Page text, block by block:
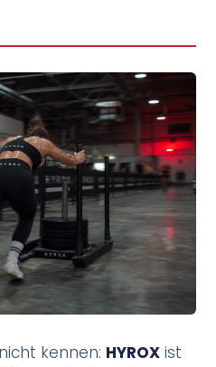
kennen: HYROX ist